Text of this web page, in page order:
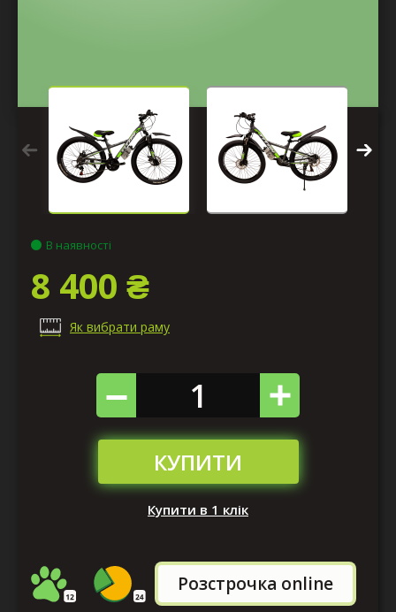
В наявності
8 400 ₴
Як вибрати раму
КУПИТИ
Купити в 1 клік
Розстрочка online